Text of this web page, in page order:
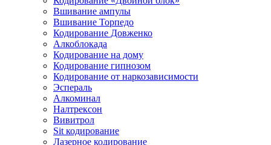
Вшивание ампулы
Вшивание Торпедо
Кодирование Довженко
Алкоблокада
Кодирование на дому
Кодирование гипнозом
Кодирование от наркозависимости
Эспераль
Алкоминал
Налтрексон
Вивитрол
Sit кодирование
Лазерное кодирование